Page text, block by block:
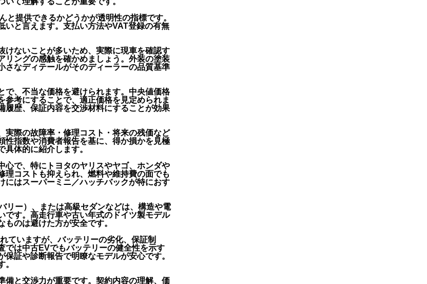
提供できるかどうかが透明性の指標です。
いと言えます。支払い方法やVAT登録の有無
けないことが多いため、実際に現車を確認す
リングの感触を確かめましょう。外装の塗装
さなディテールがそのディーラーの品質基準
で、不当な価格を避けられます。中央値価格
考にすることで、適正価格を見定められま
履歴、保証内容を交渉材料にすることが効果
実際の故障率・修理コスト・将来の残価など
性指数や消費者報告を基に、得か損かを見極
体的に紹介します。
心で、特にトヨタのヤリスやヤゴ、ホンダや
理コストも抑えられ、燃料や維持費の面でも
にはスーパーミニ／ハッチバックが特におす
リー）、または高級セダンなどは、構造や電
です。高走行車や古い年式のドイツ製モデル
のは避けた方が安全です。
ていますが、バッテリーの劣化、保証制
では中古EVでもバッテリーの健全性を示す
証や診断報告で明瞭なモデルが安心です。
。
備と交渉力が重要です。契約内容の理解、価